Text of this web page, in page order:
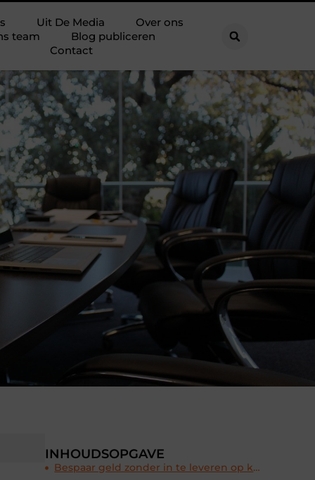
Uit De Media
Over ons
team
Blog publiceren
Contact
INHOUDSOPGAVE
Bespaar geld zonder in te leveren op kwaliteit